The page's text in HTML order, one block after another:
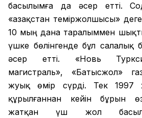
басылымға да әсер етті.
«Қазақстан теміржолшысы»
10 мың дана таралыммен
үшке бөлінгенде бұл салалық
әсер етті. «Новь
магистраль», «Батысжол»
жуық өмір сүрді. Тек
құрылғаннан кейін бұрын
жатқан үш жол